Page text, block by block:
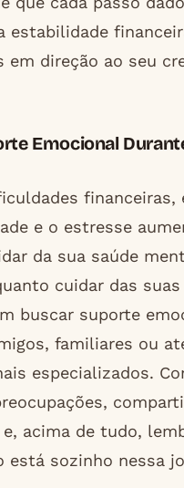
estabilidade
em direção ao seu
Emocional
financeiras,
e o estresse
da sua saúde
cuidar das suas
buscar suporte
familiares ou
especializados.
e, acima de tudo,
está sozinho nessa